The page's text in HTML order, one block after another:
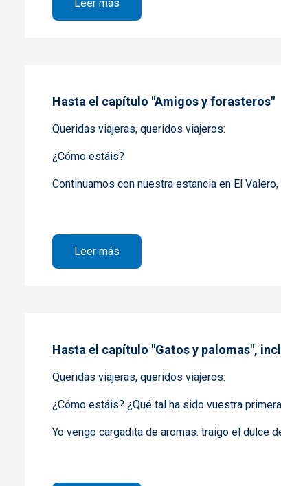
Leer más
Hasta el capítulo "Amigos y forasteros"
Queridas viajeras, queridos viajeros:
¿Cómo estáis?
Continuamos con nuestra estancia en El
Leer más
Hasta el capítulo "Gatos y palomas",
Queridas viajeras, queridos viajeros:
¿Cómo estáis? ¿Qué tal ha sido vuestra
Yo vengo cargadita de aromas: traigo el dulce